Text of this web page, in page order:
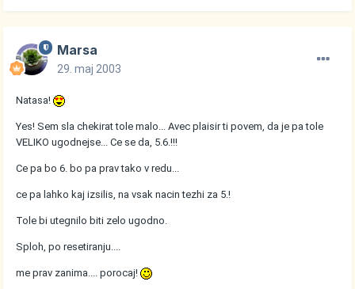
Marsa
29. maj 2003
Natasa!
Yes! Sem sla chekirat tole malo... Avec plaisir ti povem, da je pa tole
VELIKO ugodnejse... Ce se da, 5.6.!!!
Ce pa bo 6. bo pa prav tako v redu...
ce pa lahko kaj izsilis, na vsak nacin tezhi za 5.!
Tole bi utegnilo biti zelo ugodno.
Sploh, po resetiranju....
me prav zanima.... porocaj!